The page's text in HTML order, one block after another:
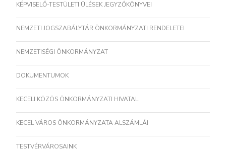
KÉPVISELŐ-TESTÜLETI ÜLÉSEK JEGYZŐKÖNYVEI
NEMZETI JOGSZABÁLYTÁR ÖNKORMÁNYZATI RENDELETEI
NEMZETISÉGI ÖNKORMÁNYZAT
DOKUMENTUMOK
KECELI KÖZÖS ÖNKORMÁNYZATI HIVATAL
KECEL VÁROS ÖNKORMÁNYZATA ALSZÁMLÁI
TESTVÉRVÁROSAINK